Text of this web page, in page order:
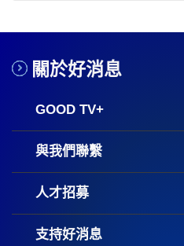
關於好消息
GOOD TV+
與我們聯繫
人才招募
支持好消息